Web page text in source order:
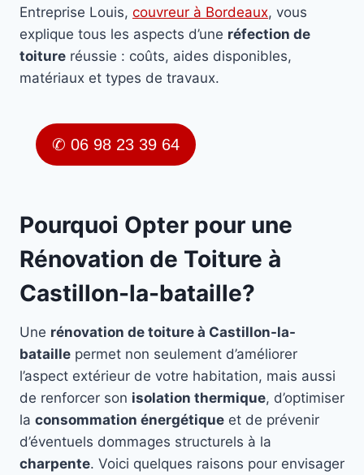
Entreprise Louis, couvreur à Bordeaux, vous
explique tous les aspects d’une réfection de
toiture réussie : coûts, aides disponibles,
matériaux et types de travaux.
✆ 06 98 23 39 64
Pourquoi Opter pour une
Rénovation de Toiture à
Castillon-la-bataille?
Une rénovation de toiture à Castillon-la-
bataille permet non seulement d’améliorer
l’aspect extérieur de votre habitation, mais aussi
de renforcer son isolation thermique, d’optimiser
la consommation énergétique et de prévenir
d’éventuels dommages structurels à la
charpente. Voici quelques raisons pour envisager